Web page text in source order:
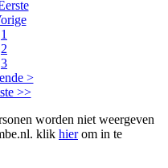
1
2
3
>
>>
worden niet weergeven
klik hierom in te